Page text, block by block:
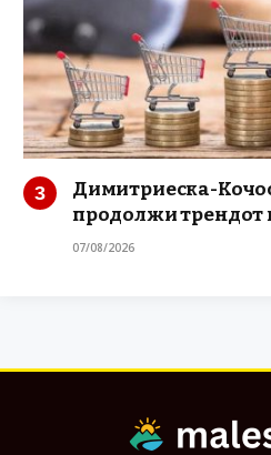
Димитриеска-
продолжи трендот
07/08/2026